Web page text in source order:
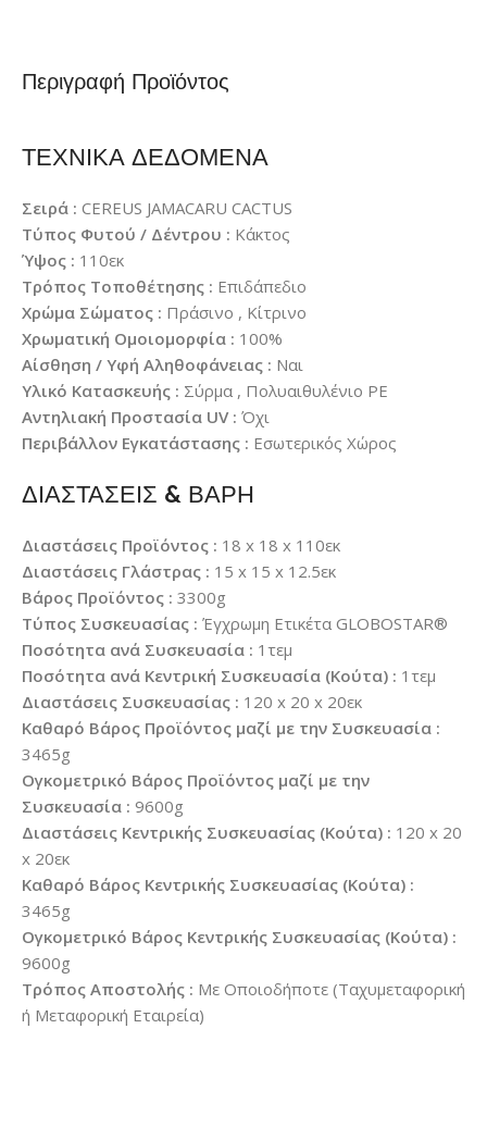
Περιγραφή Προϊόντος
ΤΕΧΝΙΚΑ ΔΕΔΟΜΕΝΑ
Σειρά : CEREUS JAMACARU CACTUS
Τύπος Φυτού / Δέντρου : Κάκτος
Ύψος : 110εκ
Τρόπος Τοποθέτησης : Επιδάπεδιο
Χρώμα Σώματος : Πράσινο , Κίτρινο
Χρωματική Ομοιομορφία : 100%
Αίσθηση / Υφή Αληθοφάνειας : Ναι
Υλικό Κατασκευής : Σύρμα , Πολυαιθυλένιο PE
Αντηλιακή Προστασία UV : Όχι
Περιβάλλον Εγκατάστασης : Εσωτερικός Χώρος
ΔΙΑΣΤΑΣΕΙΣ & ΒΑΡΗ
Διαστάσεις Προϊόντος : 18 x 18 x 110εκ
Διαστάσεις Γλάστρας : 15 x 15 x 12.5εκ
Βάρος Προϊόντος : 3300g
Τύπος Συσκευασίας : Έγχρωμη Ετικέτα GLOBOSTAR®
Ποσότητα ανά Συσκευασία : 1τεμ
Ποσότητα ανά Κεντρική Συσκευασία (Κούτα) : 1τεμ
Διαστάσεις Συσκευασίας : 120 x 20 x 20εκ
Καθαρό Βάρος Προϊόντος μαζί με την Συσκευασία :
3465g
Ογκομετρικό Βάρος Προϊόντος μαζί με την
Συσκευασία : 9600g
Διαστάσεις Κεντρικής Συσκευασίας (Κούτα) : 120 x 20
x 20εκ
Καθαρό Βάρος Κεντρικής Συσκευασίας (Κούτα) :
3465g
Ογκομετρικό Βάρος Κεντρικής Συσκευασίας (Κούτα) :
9600g
Τρόπος Αποστολής : Με Οποιοδήποτε (Ταχυμεταφορική
ή Μεταφορική Εταιρεία)